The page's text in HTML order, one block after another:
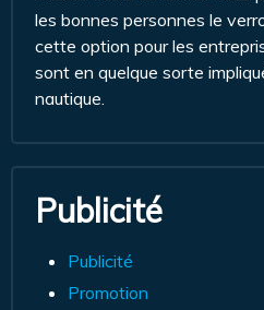
les bonnes personnes le
cette option pour les
sont en quelque sorte
nautique.
Publicité
Publicité
Promotion